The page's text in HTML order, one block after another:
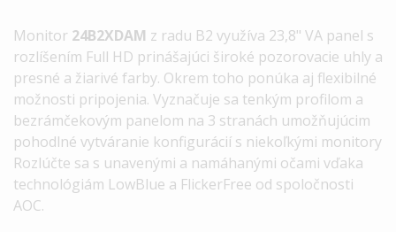
Monitor 24B2XDAM z radu B2 využíva 23,8" VA panel s
rozlíšením Full HD prinášajúci široké pozorovacie uhly a
presné a žiarivé farby. Okrem toho ponúka aj flexibilné
možnosti pripojenia. Vyznačuje sa tenkým profilom a
bezrámčekovým panelom na 3 stranách umožňujúcim
pohodlné vytváranie konfigurácií s niekoľkými monitory
Rozlúčte sa s unavenými a namáhanými očami vďaka
technológiám LowBlue a FlickerFree od spoločnosti
AOC.